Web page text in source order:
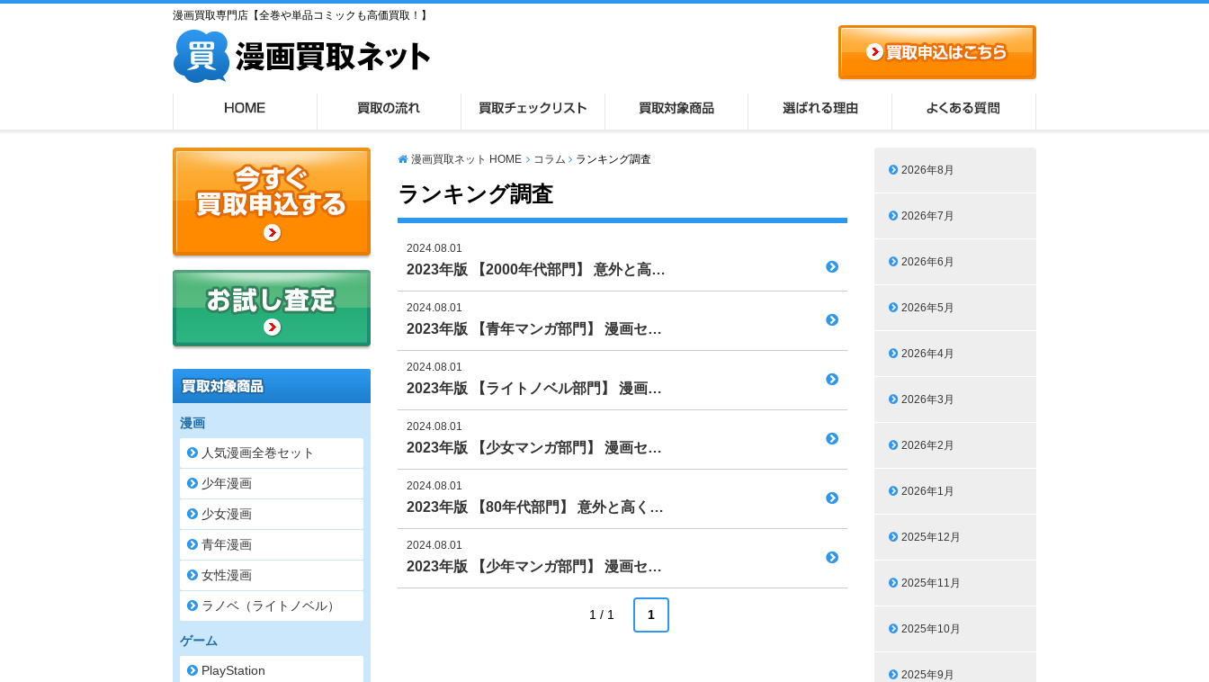
漫画買取専門店【全巻や単品コミックも高価買取！】
漫画買取ネット HOME コラム ランキング調査
ランキング調査
2024.08.01
2023年版 【2000年代部門】 意外と高…
2024.08.01
2023年版 【青年マンガ部門】 漫画セ…
2024.08.01
2023年版 【ライトノベル部門】 漫画…
2024.08.01
2023年版 【少女マンガ部門】 漫画セ…
2024.08.01
2023年版 【80年代部門】 意外と高く…
2024.08.01
2023年版 【少年マンガ部門】 漫画セ…
1 / 1 1
2026年8月
2026年7月
2026年6月
2026年5月
2026年4月
2026年3月
2026年2月
2026年1月
2025年12月
2025年11月
2025年10月
2025年9月
漫画
人気漫画全巻セット
少年漫画
少女漫画
青年漫画
女性漫画
ラノベ（ライトノベル）
ゲーム
PlayStation